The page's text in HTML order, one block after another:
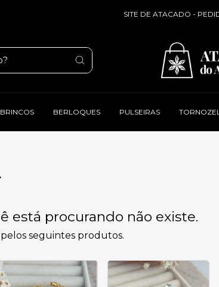
SITE DE ATACADO -
BRINCOS BERLOQUES PULSEIRAS
está procurando não existe.
seguintes produtos.